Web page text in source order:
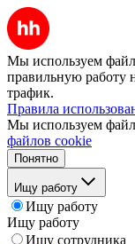
Мы используем
правильную работу
трафик.
Правила
Мы используем
файлов cookie
Понятно
Ищу работу
Ищу работу
Ищу работу
Ищу сотрудника